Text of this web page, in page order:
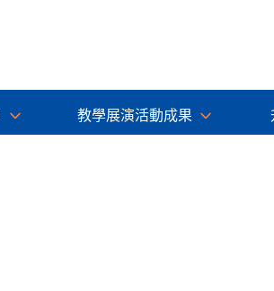
教學展演活動成果